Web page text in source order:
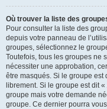
Où trouver la liste des
Pour consulter la liste des
depuis votre panneau de
groupes, sélectionnez le
Toutefois, tous les groupes ne
nécessiter une approbation,
être masqués. Si le groupe est
librement. Si le groupe est dit
groupe mais votre demande
groupe. Ce dernier pourra